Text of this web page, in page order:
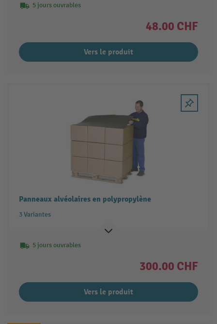
5 jours ouvrables
48.00 CHF
Vers le produit
Panneaux alvéolaires en polypropylène
3 Variantes
5 jours ouvrables
300.00 CHF
Vers le produit